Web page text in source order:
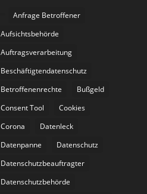
Anfrage Betroffener
Aufsichtsbehörde
Auftragsverarbeitung
Beschäftigtendatenschutz
Betroffenenrechte
Bußgeld
Consent Tool
Cookies
Corona
Datenleck
Datenpanne
Datenschutz
Datenschutzbeauftragter
Datenschutzbehörde